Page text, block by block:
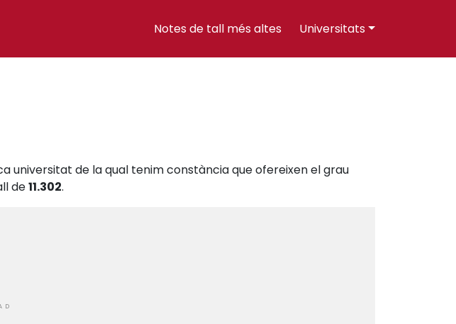
Notes de tall més altes Universitats
universitat de la qual tenim constància que ofereixen el grau
de11.302.